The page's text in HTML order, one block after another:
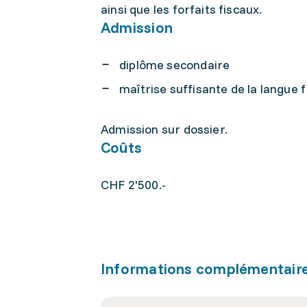
ainsi que les forfaits fiscaux.
Admission
diplôme secondaire
maîtrise suffisante de la langue
Admission sur dossier.
Coûts
CHF 2'500.-
Informations